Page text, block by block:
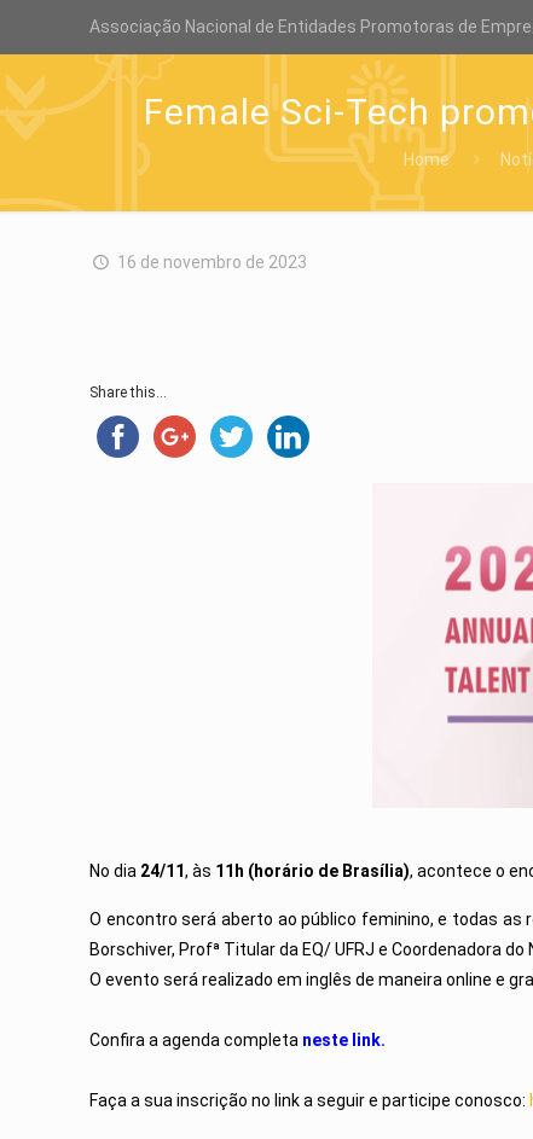
Associação Nacional de Entidades Promotoras de
Female Sci-Tech
Home
16 de novembro de 2023
Share this...
No dia 24/11, às 11h (horário de Brasília), acontece o
O encontro será aberto ao público feminino, e todas
Borschiver, Profª Titular da EQ/ UFRJ e Coordenadora
O evento será realizado em inglês de maneira online e
Confira a agenda completa neste link.
Faça a sua inscrição no link a seguir e participe conosco: